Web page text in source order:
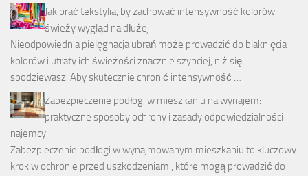
Jak prać tekstylia, by zachować intensywność kolorów i
świeży wygląd na dłużej
Nieodpowiednia pielęgnacja ubrań może prowadzić do blaknięcia
kolorów i utraty ich świeżości znacznie szybciej, niż się
spodziewasz. Aby skutecznie chronić intensywność …
Zabezpieczenie podłogi w mieszkaniu na wynajem:
praktyczne sposoby ochrony i zasady odpowiedzialności
najemcy
Zabezpieczenie podłogi w wynajmowanym mieszkaniu to kluczowy
krok w ochronie przed uszkodzeniami, które mogą prowadzić do